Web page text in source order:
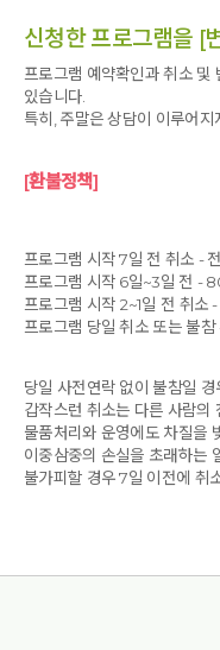
신청한 프로그램을 [
프로그램 예약확인과 취소 및
있습니다.
특히, 주말은 상담이 이루어
[환불정책]
프로그램 시작 7일 전 취소 -
프로그램 시작 6일~3일 전 -
프로그램 시작 2~1일 전 취소
프로그램 당일 취소 또는 불참
당일 사전연락 없이 불참일
갑작스런 취소는 다른 사람의
물품처리와 운영에도 차질을
이중삼중의 손실을 초래하는
불가피할 경우 7일 이전에 취